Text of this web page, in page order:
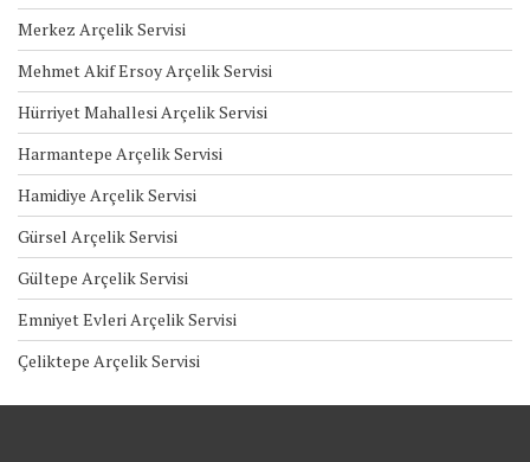
Merkez Arçelik Servisi
Mehmet Akif Ersoy Arçelik Servisi
Hürriyet Mahallesi Arçelik Servisi
Harmantepe Arçelik Servisi
Hamidiye Arçelik Servisi
Gürsel Arçelik Servisi
Gültepe Arçelik Servisi
Emniyet Evleri Arçelik Servisi
Çeliktepe Arçelik Servisi